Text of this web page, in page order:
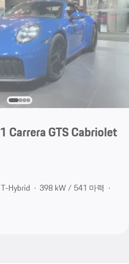
Carrera GTS Cabriolet
T-Hybrid
398 kW / 541 마력